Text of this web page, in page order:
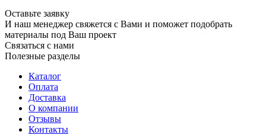
Оставьте заявку
И наш менеджер свяжется с Вами и поможет подобрать
материалы под Ваш проект
Связаться с нами
Полезные разделы
Каталог
Оплата
Доставка
О компании
Отзывы
Контакты